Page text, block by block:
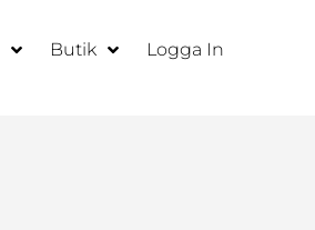
Butik Logga In